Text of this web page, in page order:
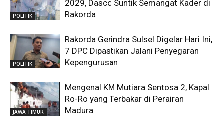
POLITIK
2029, Dasco Suntik Semangat Kader di
Rakorda
POLITIK
Rakorda Gerindra Sulsel Digelar Hari Ini,
7 DPC Dipastikan Jalani Penyegaran
Kepengurusan
JAWA TIMUR
Mengenal KM Mutiara Sentosa 2, Kapal
Ro-Ro yang Terbakar di Perairan
Madura